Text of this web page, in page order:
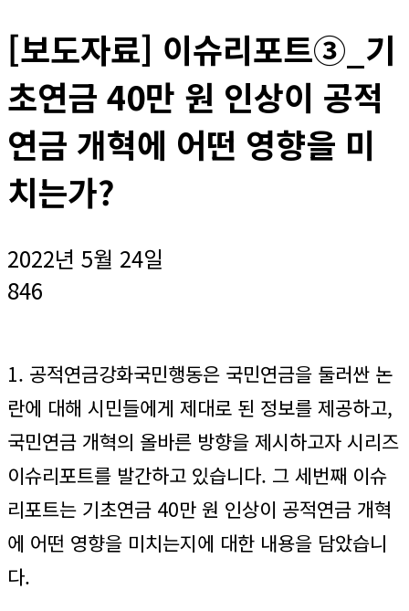
[보도자료] 이슈리포트③_기
초연금 40만 원 인상이 공적
연금 개혁에 어떤 영향을 미
치는가?
2022년 5월 24일
846
1. 공적연금강화국민행동은 국민연금을 둘러싼 논
란에 대해 시민들에게 제대로 된 정보를 제공하고,
국민연금 개혁의 올바른 방향을 제시하고자 시리즈
이슈리포트를 발간하고 있습니다. 그 세번째 이슈
리포트는 기초연금 40만 원 인상이 공적연금 개혁
에 어떤 영향을 미치는지에 대한 내용을 담았습니
다.